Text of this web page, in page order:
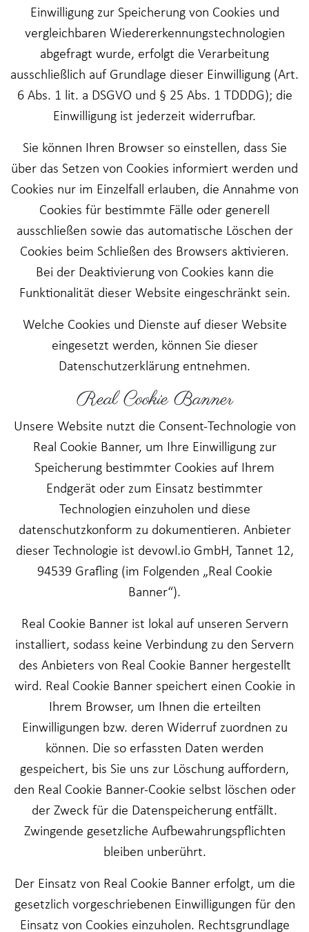
Einwilligung zur Speicherung von Cookies und
vergleichbaren Wiedererkennungstechnologien
abgefragt wurde, erfolgt die Verarbeitung
ausschließlich auf Grundlage dieser Einwilligung (Art.
6 Abs. 1 lit. a DSGVO und § 25 Abs. 1 TDDDG); die
Einwilligung ist jederzeit widerrufbar.
Sie können Ihren Browser so einstellen, dass Sie
über das Setzen von Cookies informiert werden und
Cookies nur im Einzelfall erlauben, die Annahme von
Cookies für bestimmte Fälle oder generell
ausschließen sowie das automatische Löschen der
Cookies beim Schließen des Browsers aktivieren.
Bei der Deaktivierung von Cookies kann die
Funktionalität dieser Website eingeschränkt sein.
Welche Cookies und Dienste auf dieser Website
eingesetzt werden, können Sie dieser
Datenschutzerklärung entnehmen.
Real Cookie Banner
Unsere Website nutzt die Consent-Technologie von
Real Cookie Banner, um Ihre Einwilligung zur
Speicherung bestimmter Cookies auf Ihrem
Endgerät oder zum Einsatz bestimmter
Technologien einzuholen und diese
datenschutzkonform zu dokumentieren. Anbieter
dieser Technologie ist devowl.io GmbH, Tannet 12,
94539 Grafling (im Folgenden „Real Cookie
Banner“).
Real Cookie Banner ist lokal auf unseren Servern
installiert, sodass keine Verbindung zu den Servern
des Anbieters von Real Cookie Banner hergestellt
wird. Real Cookie Banner speichert einen Cookie in
Ihrem Browser, um Ihnen die erteilten
Einwilligungen bzw. deren Widerruf zuordnen zu
können. Die so erfassten Daten werden
gespeichert, bis Sie uns zur Löschung auffordern,
den Real Cookie Banner-Cookie selbst löschen oder
der Zweck für die Datenspeicherung entfällt.
Zwingende gesetzliche Aufbewahrungspflichten
bleiben unberührt.
Der Einsatz von Real Cookie Banner erfolgt, um die
gesetzlich vorgeschriebenen Einwilligungen für den
Einsatz von Cookies einzuholen. Rechtsgrundlage